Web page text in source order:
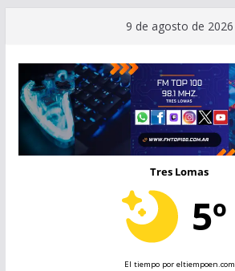
contenido
9 de agosto de 2026
Tres Lomas
5º
El tiempopor eltiempoen.com